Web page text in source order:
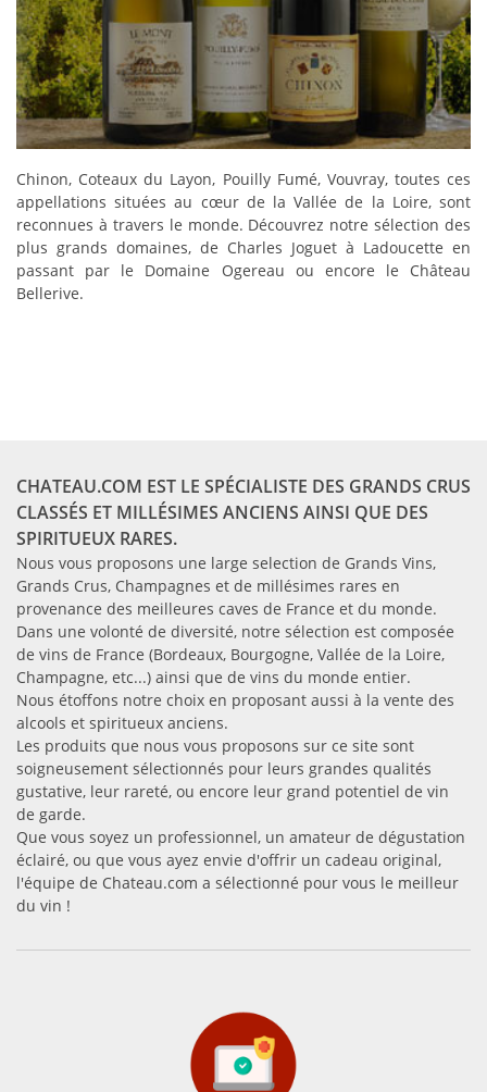
DÉCOUVRIR
Chinon, Coteaux du Layon, Pouilly Fumé, Vouvray, toutes ces
appellations situées au cœur de la Vallée de la Loire, sont
reconnues à travers le monde. Découvrez notre sélection des
plus grands domaines, de Charles Joguet à Ladoucette en
passant par le Domaine Ogereau ou encore le Château
Bellerive.
CHATEAU.COM EST LE SPÉCIALISTE DES GRANDS CRUS
CLASSÉS ET MILLÉSIMES ANCIENS AINSI QUE DES
SPIRITUEUX RARES.
Nous vous proposons une large selection de Grands Vins,
Grands Crus, Champagnes et de millésimes rares en
provenance des meilleures caves de France et du monde.
Dans une volonté de diversité, notre sélection est composée
de vins de France (Bordeaux, Bourgogne, Vallée de la Loire,
Champagne, etc...) ainsi que de vins du monde entier.
Nous étoffons notre choix en proposant aussi à la vente des
alcools et spiritueux anciens.
Les produits que nous vous proposons sur ce site sont
soigneusement sélectionnés pour leurs grandes qualités
gustative, leur rareté, ou encore leur grand potentiel de vin
de garde.
Que vous soyez un professionnel, un amateur de dégustation
éclairé, ou que vous ayez envie d'offrir un cadeau original,
l'équipe de Chateau.com a sélectionné pour vous le meilleur
du vin !